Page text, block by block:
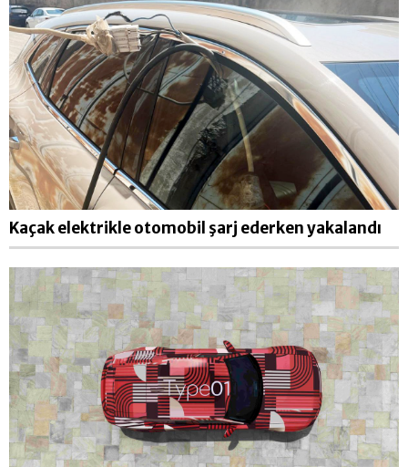
Kaçak elektrikle otomobil şarj ederken yakalandı